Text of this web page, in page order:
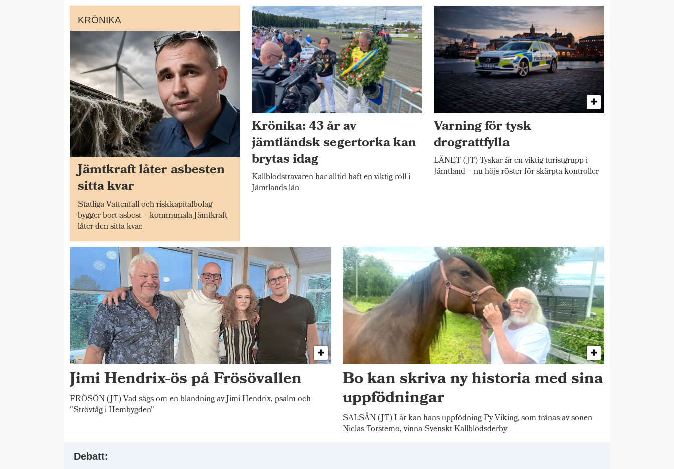
KRÖNIKA
Jämtkraft låter asbesten
sitta kvar
Statliga Vattenfall och riskkapitalbolag
bygger bort asbest – kommunala Jämtkraft
låter den sitta kvar.
Krönika: 43 år av
jämtländsk segertorka kan
brytas idag
Kallblodstravaren har alltid haft en viktig roll i
Jämtlands län
Varning för tysk
drograttfylla
LÄNET (JT) Tyskar är en viktig turistgrupp i
Jämtland – nu höjs röster för skärpta kontroller
Jimi Hendrix-ös på Frösövallen
FRÖSÖN (JT) Vad sägs om en blandning av Jimi Hendrix, psalm och
"Strövtåg i Hembygden"
Bo kan skriva ny historia med sina
uppfödningar
SALSÅN (JT) I år kan hans uppfödning Py Viking, som tränas av sonen
Niclas Torstemo, vinna Svenskt Kallblodsderby
Debatt: